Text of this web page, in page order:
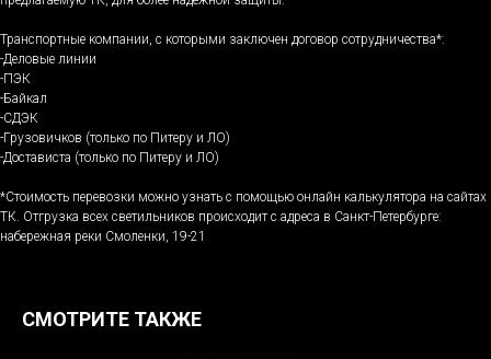
Транспортные компании, с которыми заключен договор сотрудничества*:
-Деловые линии
-ПЭК
-Байкал
-СДЭК
-Грузовичков (только по Питеру и ЛО)
-Достависта (только по Питеру и ЛО)
*Стоимость перевозки можно узнать с помощью онлайн калькулятора на сайтах
ТК. Отгрузка всех светильников происходит с адреса в Санкт-Петербурге:
набережная реки Смоленки, 19-21
СМОТРИТЕ ТАКЖЕ